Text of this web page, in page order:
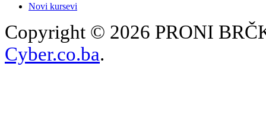
Novi kursevi
Copyright © 2026 PRONI
Cyber.co.ba.